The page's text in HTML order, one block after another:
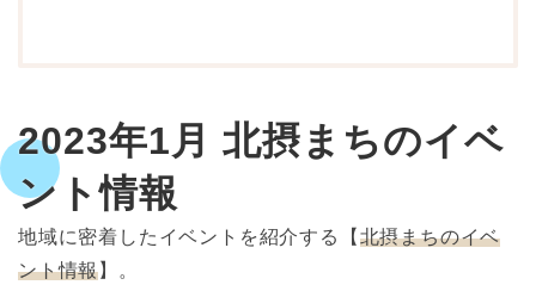
2023年1月 北摂まちのイベ
ント情報
地域に密着したイベントを紹介する【 北摂まちのイベ
ント情報】。